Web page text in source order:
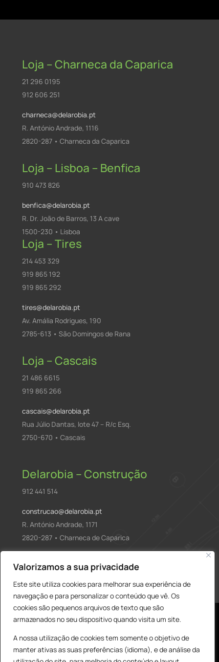
Valorizamos a sua privacidade
Este site utiliza cookies para melhorar sua experiência de
navegação e para personalizar o conteúdo que vê. Os
cookies são pequenos arquivos de texto que são
armazenados no seu dispositivo quando visita um site.
A nossa utilização de cookies tem somente o objetivo de
manter ativas as suas preferências (idioma), e de análise da
Loja – Charneca da Caparica
21 296 0195
912 606 251
charneca@delarobia.pt
R. António Andrade, 1116
2820-287 • Charneca da Caparica
Loja – Lisboa – Benfica
910 473 826
benfica@delarobia.pt
R. Dr. João de Barros, 13 A cave
1500-230 • Lisboa
Loja – Tires
214 453 329
919 865 192
919 865 292
tires@delarobia.pt
Av. Amália Rodrigues, 190
2785-613 • São Domingos de Rana
Loja – Cascais
21 486 6615
919 865 266
cascais@delarobia.pt
Rua Júlio Dantas, lote 47 – R/c Esq.
2750-670 • Cascais
Delarobia – Construção
912 441 514
construcao@delarobia.pt
R. António Andrade, 1171
2820-287 • Charneca de Caparica
Products
search